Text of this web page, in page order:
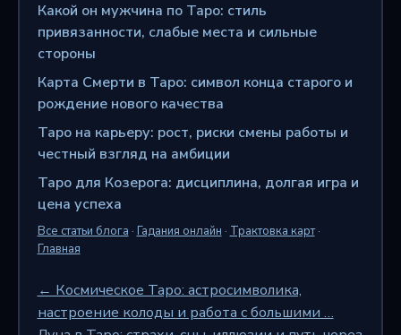
Какой он мужчина по Таро: стиль
привязанности, слабые места и сильные
стороны
Карта Смерти в Таро: символ конца старого и
рождение нового качества
Таро на карьеру: рост, риски смены работы и
честный взгляд на амбиции
Таро для Козерога: дисциплина, долгая игра и
цена успеха
Все статьи блога · Гадания онлайн · Трактовка карт·
Главная
← Космическое Таро: астросимволика,
настроение колоды и работа с большими …